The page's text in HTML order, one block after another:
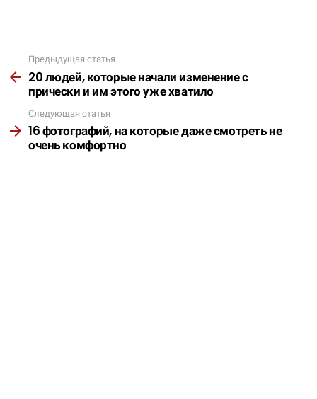
Подробнее
Предыдущая статья
20 людей, которые начали изменение с
прически и им этого уже хватило
Следующая статья
16 фотографий, на которые даже смотреть не
очень комфортно